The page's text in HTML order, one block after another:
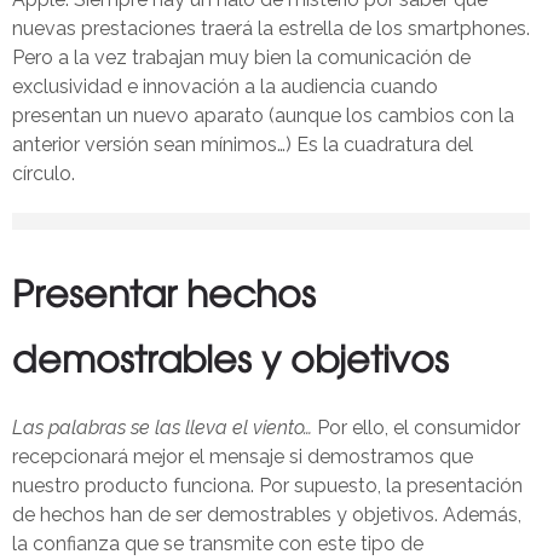
nuevas prestaciones traerá la estrella de los smartphones.
Pero a la vez trabajan muy bien la comunicación de
exclusividad e innovación a la audiencia cuando
presentan un nuevo aparato (aunque los cambios con la
anterior versión sean mínimos…) Es la cuadratura del
círculo.
Presentar hechos
demostrables y objetivos
Las palabras se las lleva el viento… Por ello, el consumidor
recepcionará mejor el mensaje si demostramos que
nuestro producto funciona. Por supuesto, la presentación
de hechos han de ser demostrables y objetivos. Además,
la confianza que se transmite con este tipo de